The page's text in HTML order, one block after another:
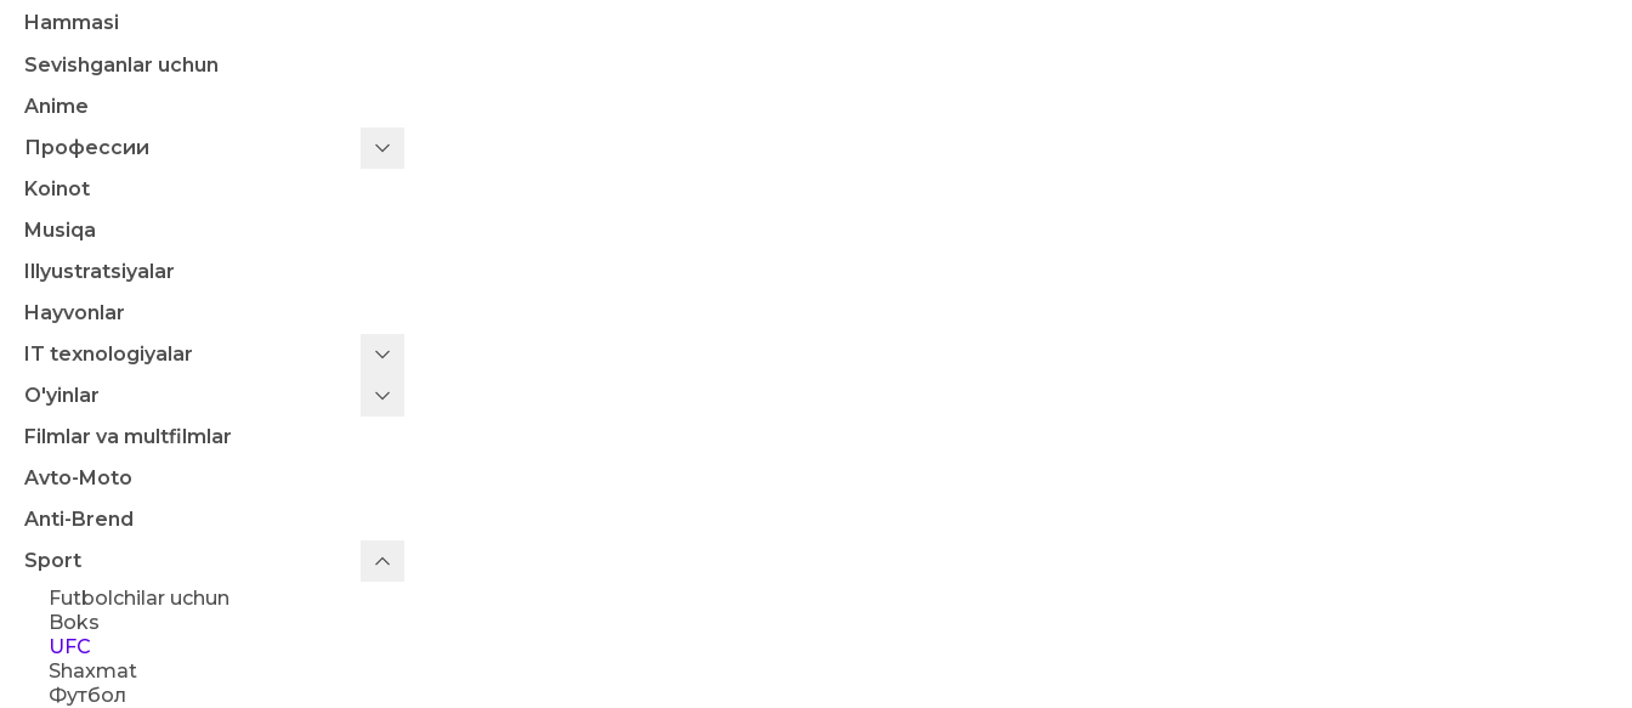
Hammasi
Sevishganlar uchun
Anime
Профессии
Koinot
Musiqa
Illyustratsiyalar
Hayvonlar
IT texnologiyalar
O'yinlar
Filmlar va multfilmlar
Avto-Moto
Anti-Brend
Sport
Futbolchilar uchun
Boks
UFC
Shaxmat
Футбол